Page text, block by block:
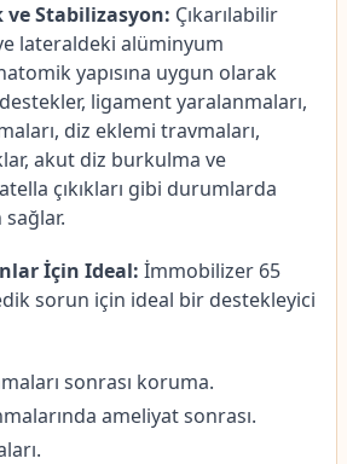
Stabilizasyon: Çıkarılabilir
lateraldeki alüminyum
yapısına uygun olarak
ligament yaralanmaları,
diz eklemi travmaları,
akut diz burkulma ve
çıkıkları gibi durumlarda
İçin Ideal: İmmobilizer 65
sorun için ideal bir destekleyici
sonrası koruma.
ameliyat sonrası.